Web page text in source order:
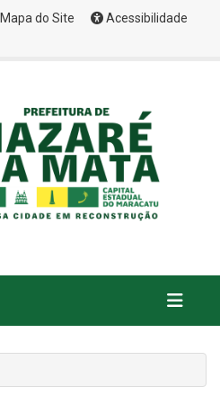
Mapa do Site
Acessibilidade